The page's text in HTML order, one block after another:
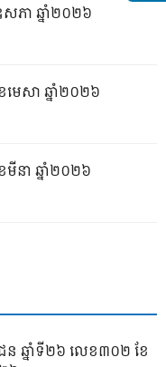
ភា ឆ្នាំ២០២៦
មេសា ឆ្នាំ២០២៦
មីនា ឆ្នាំ២០២៦
ជន ឆ្នាំទី២៦ លេខ៣០២ ខែ